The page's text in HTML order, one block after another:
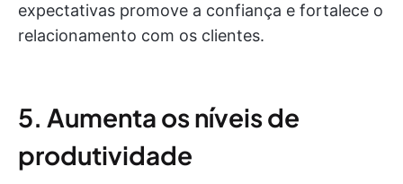
expectativas promove a confiança e fortalece o
relacionamento com os clientes.
5. Aumenta os níveis de
produtividade